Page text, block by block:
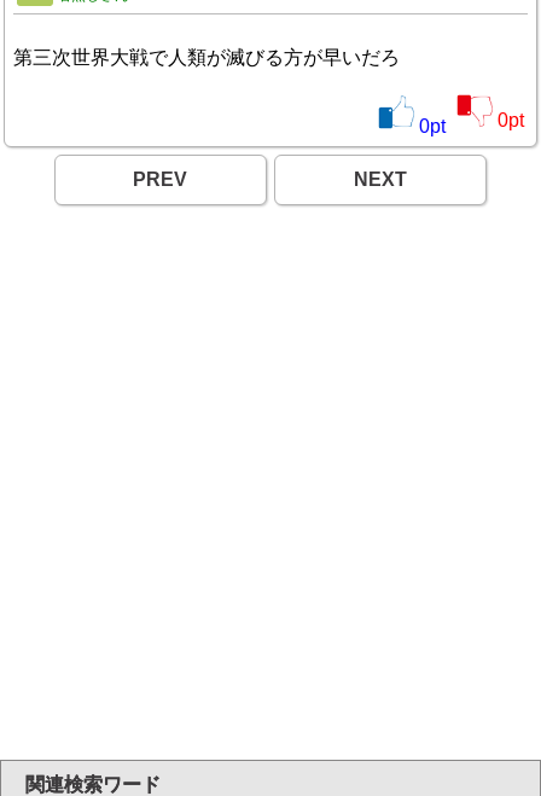
第三次世界大戦で人類が滅びる方が早いだろ
0pt 0pt
PREV NEXT
関連検索ワード